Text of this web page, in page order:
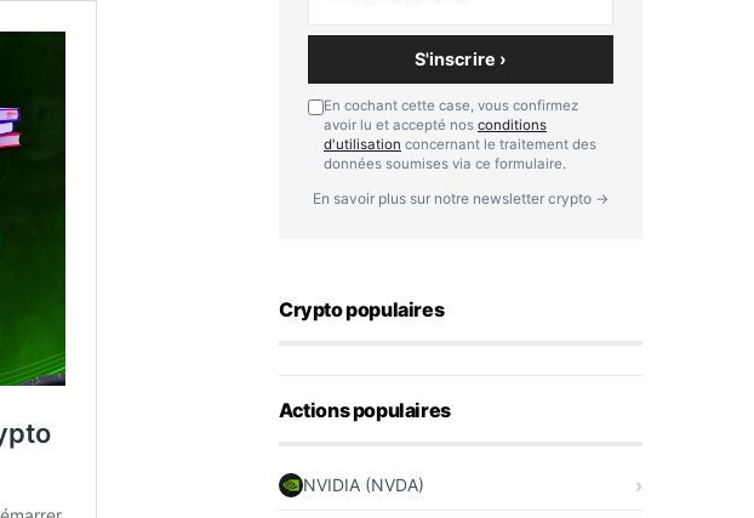
S'inscrire ›
En cochant cette case, vous confirmez
avoir lu et accepté nos conditions
d'utilisation concernant le traitement des
données soumises via ce formulaire.
En savoir plus sur notre newsletter crypto →
Crypto populaires
Actions populaires
NVIDIA (NVDA)